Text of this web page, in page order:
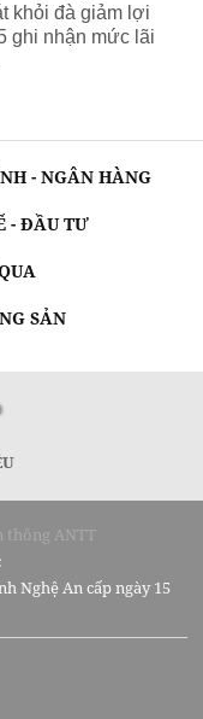
khỏi đà giảm lợi
ghi nhận mức lãi
- NGÂN HÀNG
- ĐẦU TƯ
SẢN
thông ANTT
Nghệ An cấp ngày 15